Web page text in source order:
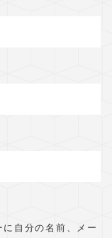
自分の名前、メー